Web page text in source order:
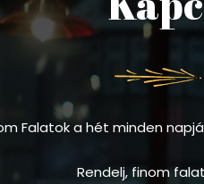
Falatok a hét minden
Rendelj, finom